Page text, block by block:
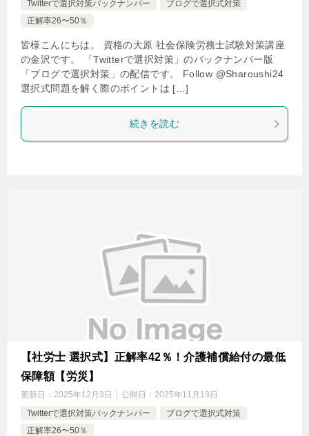
Twitterで選択対策バックナンバー
ブログで選択式対策
正解率26〜50％
皆様こんにちは。 資格の大原 社会保険労務士試験対策講座
の金沢です。 「Twitterで選択対策」のバックナンバー版
「ブログで選択対策」の配信です。 Follow @Sharoushi24
選択式問題を解く際のポイントは […]
続きを読む
【社労士 選択式】正解率42％！介護補償給付の最低
保障額【労災】
更新日： 2025年12月3日 公開日： 2025年11月13日
Twitterで選択対策バックナンバー
ブログで選択式対策
正解率26〜50％